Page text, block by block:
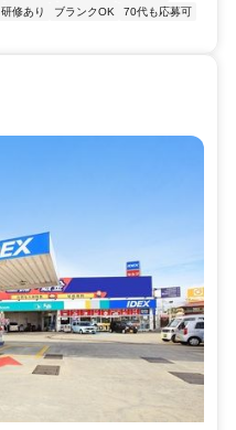
研修あり ブランクOK
70代も応募可